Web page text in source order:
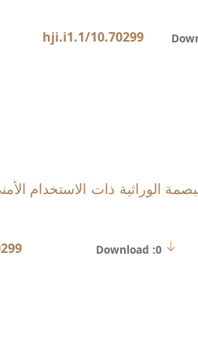
10.70299/hji.i1.1
الوراثية ذات الاستخدام
Download :0